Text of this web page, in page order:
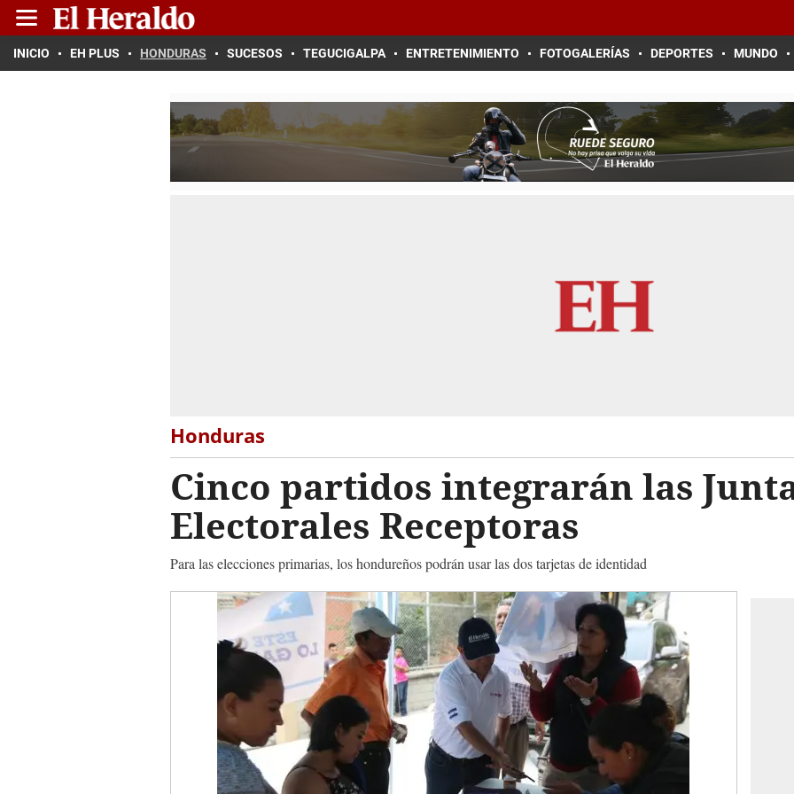
INICIO EH PLUS HONDURAS SUCESOS TEGUCIGALPA ENTRETENIMIENTO FOTOGALERÍAS DEPORTES MUNDO
Honduras
Cinco partidos integrarán las
Electorales Receptoras
Para las elecciones primarias, los hondureños podrán usar las dos tarjetas de identidad